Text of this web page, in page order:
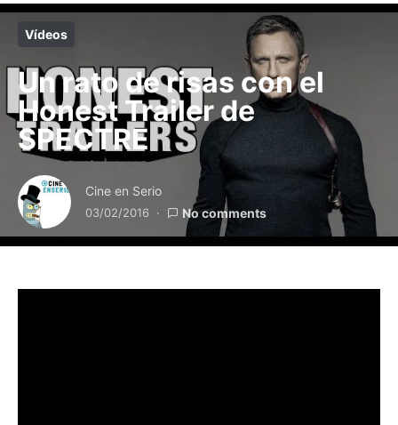
Vídeos
Un rato de risas con el
Honest Trailer de
SPECTRE
Cine en Serio
03/02/2016 No comments